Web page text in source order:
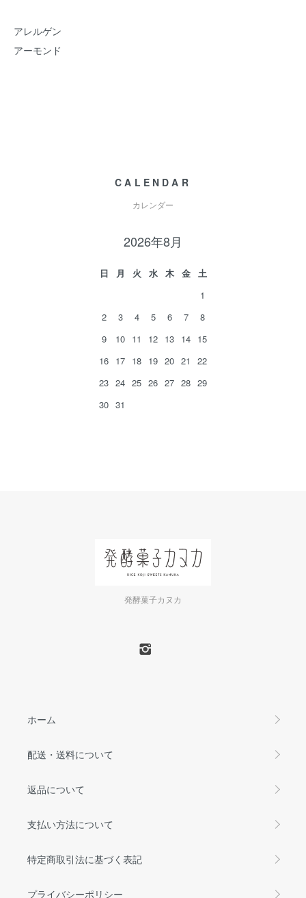
アレルゲン
アーモンド
CALENDAR
カレンダー
2026年8月
日 月 火 水 木 金
土
1
2
3 4 5 6 7
8
9
10 11 12 13 14 15
16 17 18 19 20 21
22
23 24 25 26 27 28 29
30 31
発酵菓子カヌカ
ホーム
配送・送料について
返品について
支払い方法について
特定商取引法に基づく表記
プライバシーポリシー